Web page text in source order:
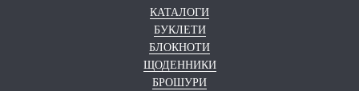
КАТАЛОГИ
БУКЛЕТИ
БЛОКНОТИ
ЩОДЕННИКИ
БРОШУРИ